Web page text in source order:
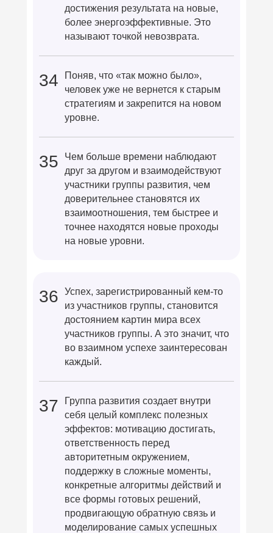
Чем больше времени наблюдают
друг за другом и взаимодействуют
участники группы развития, чем
доверительнее становятся их
взаимоотношения, тем быстрее и
точнее находятся новые проходы
на новые уровни.
35
Успех, зарегистрированный кем-то
из участников группы, становится
достоянием картин мира всех
участников группы. А это значит, что
во взаимном успехе заинтересован
каждый.
36
Группа развития создает внутри
себя целый комплекс полезных
эффектов: мотивацию достигать,
ответственность перед
авторитетным окружением,
поддержку в сложные моменты,
конкретные алгоритмы действий и
все формы готовых решений,
продвигающую обратную связь и
моделирование самых успешных
37
достижения результата на новые,
более энергоэффективные. Это
называют точкой невозврата.
Поняв, что «так можно было»,
человек уже не вернется к старым
стратегиям и закрепится на новом
уровне.
34